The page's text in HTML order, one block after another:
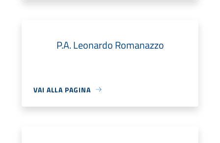
P.A. Leonardo Romanazzo
VAI ALLA PAGINA